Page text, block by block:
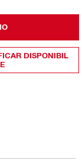
DISPONIBIL